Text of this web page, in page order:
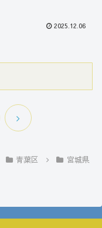
2025.12.06
次
青葉区
宮城県